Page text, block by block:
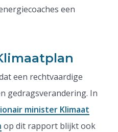
een
een rechtvaardige
gedragsverandering. In
minister Klimaat
op dit rapport blijkt ook